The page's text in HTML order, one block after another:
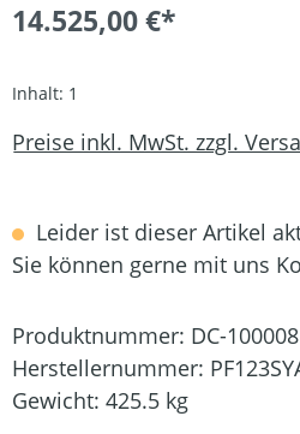
14.525,00 €*
Inhalt: 1
Preise inkl. MwSt. zzgl.
Leider ist dieser Artikel
Sie können gerne mit uns
Produktnummer: DC-
Herstellernummer:
Gewicht: 425.5 kg